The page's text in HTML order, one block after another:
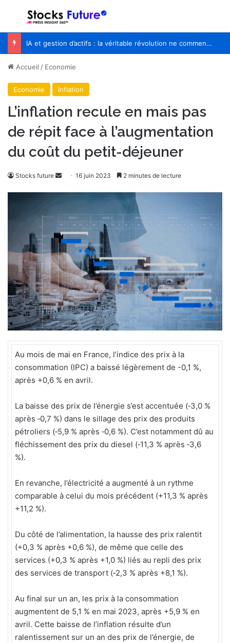
Menu
IA et gestion d’actifs : la véritable révolution ne commencera pas quand les robots remplaceront les financiers
Accueil / Economie
Economie Inflation
L’inflation recule en mais pas
de répit face à l’augmentation
du coût du petit-déjeuner
Stocks future
o
y
e
n
c
o
u
r
16 juin 2023 2 minutes de lecture
Au mois de mai en France, l’indice des prix à la
consommation (IPC) a baissé légèrement de -0,1 %,
après +0,6 % en avril.
La baisse des prix de l’énergie s’est accentuée (‑3,0 %
après ‑0,7 %) dans le sillage des prix des produits
pétroliers (‑5,9 % après ‑0,6 %). C’est notamment dû au
fléchissement des prix du diesel (‑11,3 % après ‑3,6
%).
En revanche, l’électricité a augmenté à un rythme
comparable à celui du mois précédent (+11,3 % après
+11,2 %).
Du côté de l’alimentation, la hausse des prix ralentit
(+0,3 % après +0,6 %), de même que celle des
services (+0,3 % après +1,0 %) liés au repli des prix
des services de transport (‑2,3 % après +8,1 %).
Au final sur un an, les prix à la consommation
augmentent de 5,1 % en mai 2023, après +5,9 % en
avril. Cette baisse de l’inflation résulte d’un
ralentissement sur un an des prix de l’énergie, de